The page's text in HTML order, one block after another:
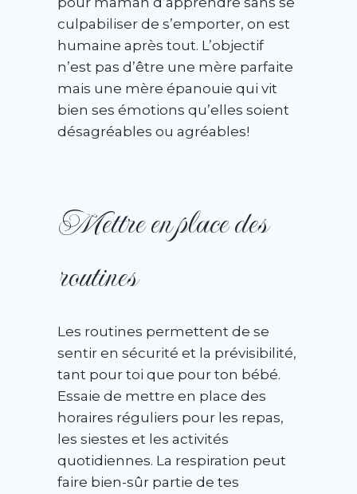
culpabiliser de s’emporter, on est
humaine après tout. L’objectif
n’est pas d’être une mère parfaite
mais une mère épanouie qui vit
bien ses émotions qu’elles soient
désagréables ou agréables!
Mettre en place des
routines
Les routines permettent de se
sentir en sécurité et la prévisibilité,
tant pour toi que pour ton bébé.
Essaie de mettre en place des
horaires réguliers pour les repas,
les siestes et les activités
quotidiennes. La respiration peut
faire bien-sûr partie de tes